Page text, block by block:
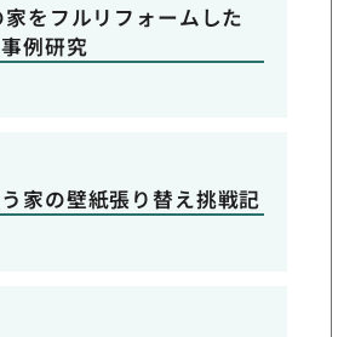
をフルリフォームした
例研究
家の壁紙張り替え挑戦記